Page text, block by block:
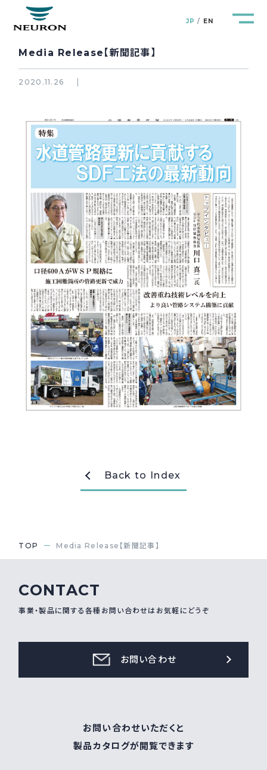
JP EN
企業情報 Company
研究開発 R&D
新着情報 News&Topics
採用情報 Recruit
お問い合わせ
webカタログ
Media Release【新聞記事】
2020.11.26
Back to Index
TOP Media Release【新聞記事】
CONTACT
事業・製品に関する各種お問い合わせはお気軽にどうぞ
お問い合わせ
お問い合わせいただくと
製品カタログが閲覧できます